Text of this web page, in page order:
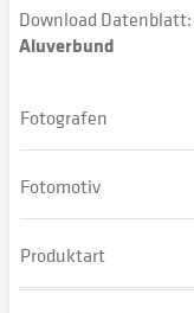
Download Datenblatt:
Aluverbund
Fotografen
Fotomotiv
Produktart